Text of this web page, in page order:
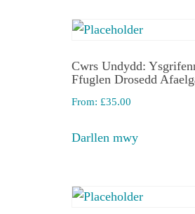
Cwrs Undydd:
Ffuglen Drosedd
From: £35.00
Darllen mwy